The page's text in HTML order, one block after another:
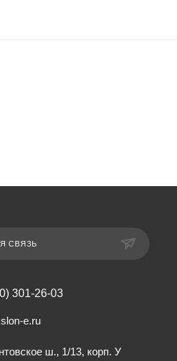
СВЯЗЬ
301-26-03
e.ru
ш., 1/13, корп. У